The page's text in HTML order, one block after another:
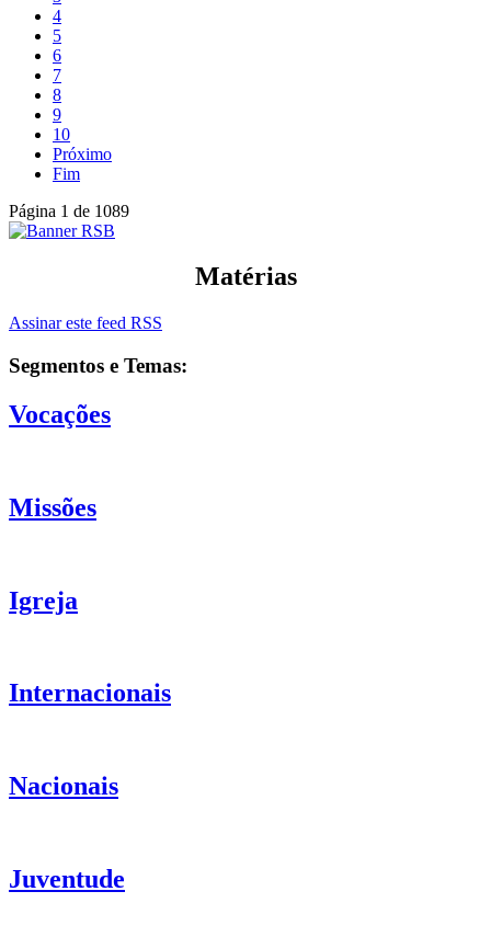
4
5
6
7
8
9
10
Próximo
Fim
Página 1 de 1089
Matérias
Assinar este feed RSS
Segmentos e Temas:
Vocações
Missões
Igreja
Internacionais
Nacionais
Juventude